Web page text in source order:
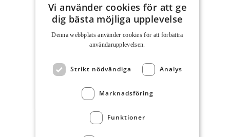
Majonnäs, äkta
Artikelnummer 37805
Vi använder cookies för att ge
dig bästa möjliga upplevelse
Denna webbplats använder cookies för att för­bättra
användar­upplevelsen.
Strikt nödvändiga Analys
Marknadsföring
Funktioner